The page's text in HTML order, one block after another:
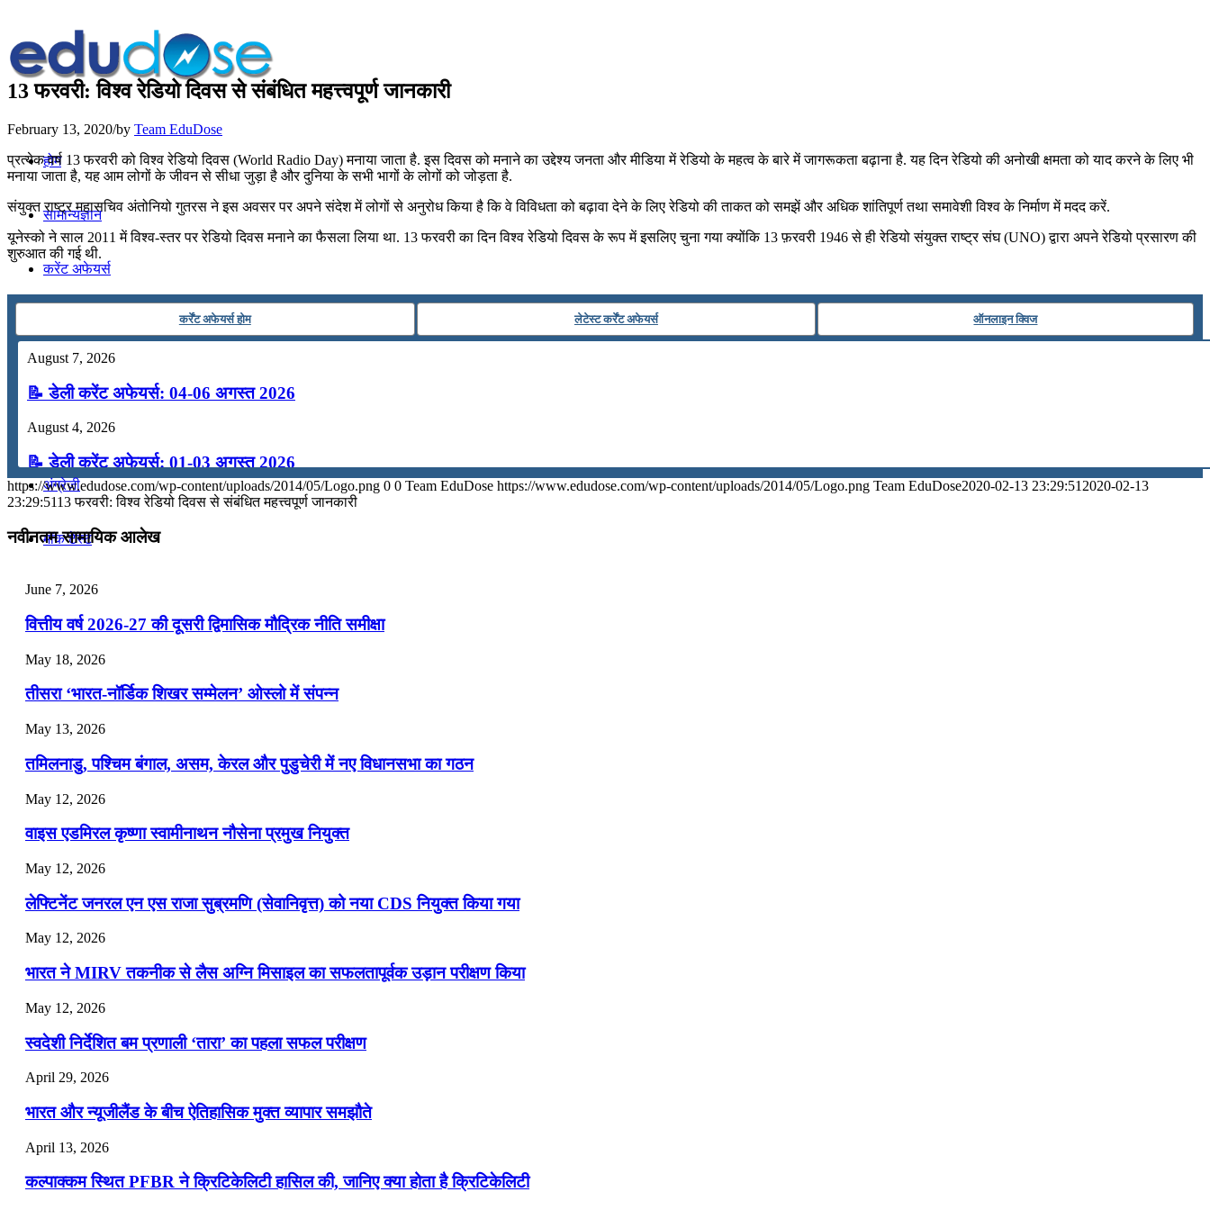
होम
सामान्यज्ञान
करेंट अफेयर्स
कंप्यूटर
अंग्रेजी
मॉक टेस्ट
टुडेज जीके
13 फरवरी: विश्व रेडियो दिवस से संबंधित महत्त्वपूर्ण जानकारी
February 13, 2020/by Team EduDose
प्रत्येक वर्ष 13 फरवरी को विश्व रेडियो दिवस (World Radio Day) मनाया जाता है. इस दिवस को मनाने का उद्देश्‍य जनता और मीडिया में रेडियो के महत्‍व के बारे में जागरूकता बढ़ाना है. यह दिन रेडियो की अनोखी क्षमता को याद करने के लिए भी
मनाया जाता है, यह आम लोगों के जीवन से सीधा जुड़ा है और दुनिया के सभी भागों के लोगों को जोड़ता है.
संयुक्‍त राष्‍ट्र महासचिव अंतोनियो गुतरस ने इस अवसर पर अपने संदेश में लोगों से अनुरोध किया है कि वे विविधता को बढ़ावा देने के लिए रेडियो की ताकत को समझें और अधिक शांतिपूर्ण तथा समावेशी विश्‍व के निर्माण में मदद करें.
यूनेस्को ने साल 2011 में विश्व-स्तर पर रेडियो दिवस मनाने का फैसला लिया था. 13 फरवरी का दिन विश्व रेडियो दिवस के रूप में इसलिए चुना गया क्योंकि 13 फ़रवरी 1946 से ही रेडियो संयुक्त राष्ट्र संघ (UNO) द्वारा अपने रेडियो प्रसारण की
शुरुआत की गई थी.
कर्रेंट अफेयर्स होम लेटेस्ट कर्रेंट अफेयर्स ऑनलाइन क्विज
August 7, 2026
📝 डेली करेंट अफेयर्स: 04-06 अगस्त 2026
August 4, 2026
📝 डेली करेंट अफेयर्स: 01-03 अगस्त 2026
July 31, 2026
📝 डेली करेंट अफेयर्स: 28-31 जुलाई 2026
📝 डेली करेंट अफेयर्स: 25-27 जुलाई 2026
July 25, 2026
📝 डेली करेंट अफेयर्स: 22-24 जुलाई 2026
July 22, 2026
📝 डेली करेंट अफेयर्स: 19-21 जुलाई 2026
July 19, 2026
📝 डेली करेंट अफेयर्स: 16-18 जुलाई 2026
https://www.edudose.com/wp-content/uploads/2014/05/Logo.png 0 0 Team EduDose https://www.edudose.com/wp-content/uploads/2014/05/Logo.png Team EduDose2020-02-13 23:29:51 2020-02-13
23:29:5113 फरवरी: विश्व रेडियो दिवस से संबंधित महत्त्वपूर्ण जानकारी
नवीनतम सामायिक आलेख
June 7, 2026
वित्तीय वर्ष 2026-27 की दूसरी द्विमासिक मौद्रिक नीति समीक्षा
May 18, 2026
तीसरा ‘भारत-नॉर्डिक शिखर सम्मेलन’ ओस्लो में संपन्न
May 13, 2026
तमिलनाडु, पश्चिम बंगाल, असम, केरल और पुडुचेरी में नए विधानसभा का गठन
May 12, 2026
वाइस एडमिरल कृष्णा स्वामीनाथन नौसेना प्रमुख नियुक्त
May 12, 2026
लेफ्टिनेंट जनरल एन एस राजा सुब्रमणि (सेवानिवृत्त) को नया CDS नियुक्त किया गया
May 12, 2026
भारत ने MIRV तकनीक से लैस अग्नि मिसाइल का सफलतापूर्वक उड़ान परीक्षण किया
May 12, 2026
स्वदेशी निर्देशित बम प्रणाली ‘तारा’ का पहला सफल परीक्षण
April 29, 2026
भारत और न्यूजीलैंड के बीच ऐतिहासिक मुक्त व्यापार समझौते
April 13, 2026
कल्पाक्कम स्थित PFBR ने क्रिटिकेलिटी हासिल की, जानिए क्या होता है क्रिटिकेलिटी